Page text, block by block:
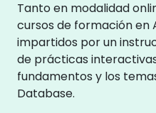
Tanto en modalidad
cursos de formación en
impartidos por un
de prácticas
fundamentos y los
Database.